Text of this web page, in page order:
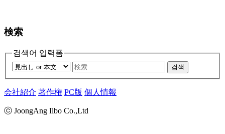
検索
검색어 입력폼
검색
会社紹介 著作権 PC版 個人情報
ⓒ JoongAng Ilbo Co.,Ltd